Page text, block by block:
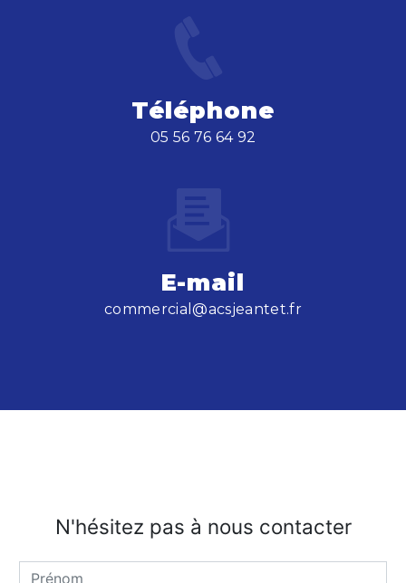
Téléphone
05 56 76 64 92
E-mail
commercial@acsjeantet.fr
N'hésitez pas à nous contacter